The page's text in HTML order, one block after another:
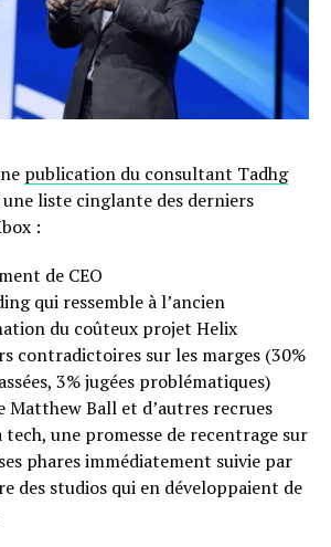
publication du consultant Tadhg
une liste cinglante des derniers
:
de CEO
qui ressemble à l’ancien
du coûteux projet Helix
contradictoires sur les marges (30%
3% jugées problématiques)
Matthew Ball et d’autres recrues
tech, une promesse de recentrage sur
phares immédiatement suivie par
des studios qui en développaient de